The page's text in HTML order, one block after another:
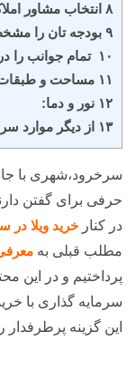
۸ انتخاب مشاور املاک حرفه ای:
۹ بودجه تان را مشخص کنید:
۱۰ تمام جوانب را در نظر داشته باشید:
۱۱ مساحت و طبقات:
۱۲ نور و دما:
۱۳ از دیگر موارد سرمایه گذاری در سرخرود:
سرخرود،شهری با
حرفی برای گفتن
در کنار خرید ویلا در
مطلب قبلی به
پرداختیم و در این
سرمایه گذاری با
این گزینه